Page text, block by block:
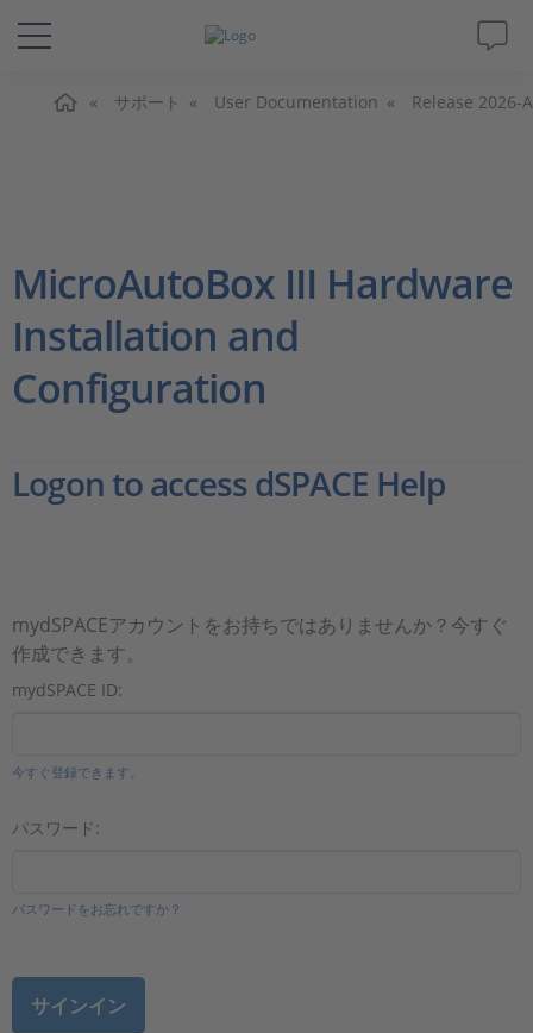
ソリューションと製品
Magazine
企業情報
サポート User Documentation Release 2026-A
MicroAutoBox III Hardware
Installation and
Configuration
Logon to access dSPACE Help
mydSPACEアカウントをお持ちではありませんか？今すぐ
作成できます。
mydSPACE ID:
今すぐ登録できます。
パスワード:
パスワードをお忘れですか？